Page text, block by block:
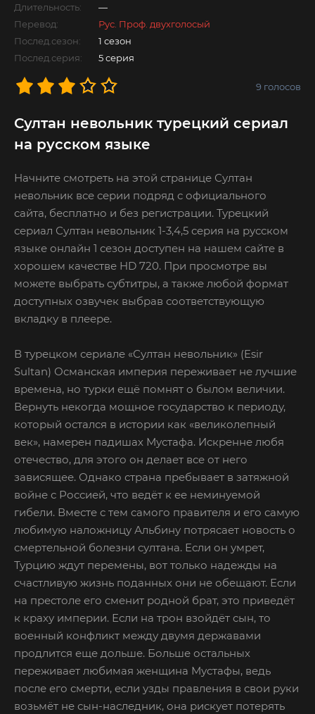
Длительность:
—
Перевод:
Рус. Проф. двухголосый
Послед.сезон:
1 сезон
Послед.серия:
5 серия
9 голосов
Султан невольник турецкий сериал
на русском языке
Начните смотреть на этой странице Султан
невольник все серии подряд с официального
сайта, бесплатно и без регистрации. Турецкий
сериал Султан невольник 1-3,4,5 серия на русском
языке онлайн 1 сезон доступен на нашем сайте в
хорошем качестве HD 720. При просмотре вы
можете выбрать субтитры, а также любой формат
доступных озвучек выбрав соответствующую
вкладку в плеере.
В турецком сериале «Султан невольник» (Esir
Sultan) Османская империя переживает не лучшие
времена, но турки ещё помнят о былом величии.
Вернуть некогда мощное государство к периоду,
который остался в истории как «великолепный
век», намерен падишах Мустафа. Искренне любя
отечество, для этого он делает все от него
зависящее. Однако страна пребывает в затяжной
войне с Россией, что ведёт к ее неминуемой
гибели. Вместе с тем самого правителя и его самую
любимую наложницу Альбину потрясает новость о
смертельной болезни султана. Если он умрет,
Турцию ждут перемены, вот только надежды на
счастливую жизнь поданных они не обещают. Если
на престоле его сменит родной брат, это приведёт
к краху империи. Если на трон взойдёт сын, то
военный конфликт между двумя державами
продлится еще дольше. Больше остальных
переживает любимая женщина Мустафы, ведь
после его смерти, если узды правления в свои руки
возьмёт не сын-наследник, она рискует потерять